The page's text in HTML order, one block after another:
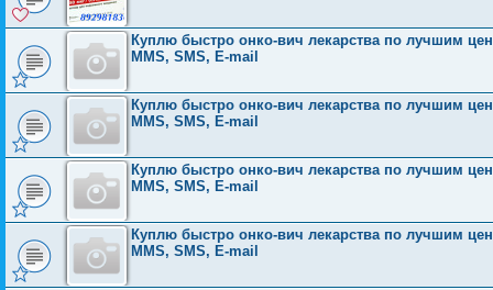
Куплю быстро онко-вич лекарства по лучшим
MMS, SMS, E-mail
Куплю быстро онко-вич лекарства по лучшим
MMS, SMS, E-mail
Куплю быстро онко-вич лекарства по лучшим
MMS, SMS, E-mail
Куплю быстро онко-вич лекарства по лучшим
MMS, SMS, E-mail